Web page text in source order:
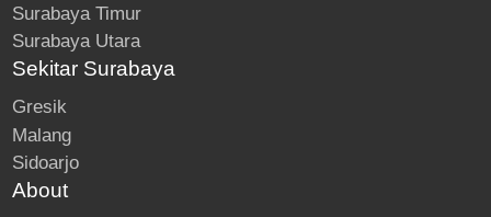
Surabaya Timur
Surabaya Utara
Sekitar Surabaya
Gresik
Malang
Sidoarjo
About